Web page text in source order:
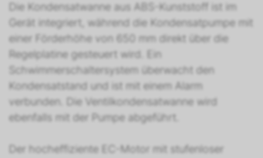
Die Kondensatwanne aus ABS-Kunststoff ist im
Gerät integriert, während die Kondensatpumpe mit
einer Förderhöhe von 650 mm direkt über die
Regelplatine gesteuert wird. Ein
Schwimmerschaltersystem überwacht den
Kondensatstand und ist mit einem Alarm
verbunden. Die Ventilkondensatwanne wird
ebenfalls mit der Pumpe abgeführt.
Der hocheffiziente EC-Motor mit stufenloser